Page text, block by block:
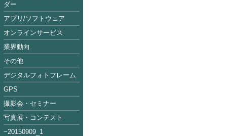
ダー
アプリ/ソフトウェア
オンラインサービス
業界動向
その他
デジタルフォトフレーム
GPS
撮影会・セミナー
写真展・コンテスト
~20150909_1